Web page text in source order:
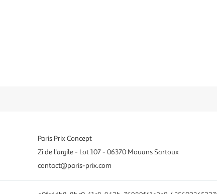
Paris Prix Concept
Zi de l'argile - Lot 107 - 06370 Mouans Sartoux
contact@paris-prix.com